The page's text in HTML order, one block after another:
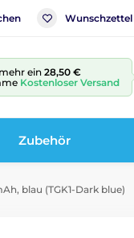
Wunschzettel
ein 28,50 €
Kostenloser Versand
Zubehör
blau (TGK1-Dark blue)